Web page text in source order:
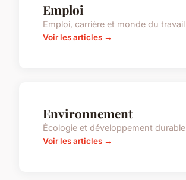
Emploi
Emploi, carrière et monde du travail
Voir les articles →
Environnement
Écologie et développement durable
Voir les articles →